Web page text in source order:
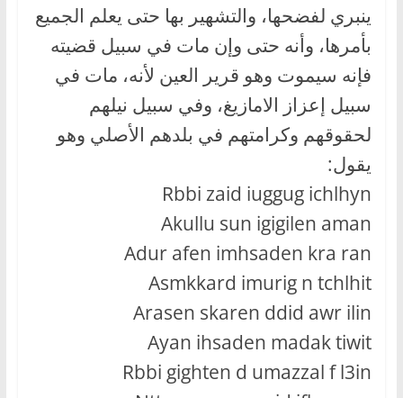
ينبري لفضحها، والتشهير بها حتى يعلم الجميع
بأمرها، وأنه حتى وإن مات في سبيل قضيته
فإنه سيموت وهو قرير العين لأنه، مات في
سبيل إعزاز الامازيغ، وفي سبيل نيلهم
لحقوقهم وكرامتهم في بلدهم الأصلي وهو
يقول:
Rbbi zaid iuggug ichlhyn
Akullu sun igigilen aman
Adur afen imhsaden kra ran
Asmkkard imurig n tchlhit
Arasen skaren ddid awr ilin
Ayan ihsaden madak tiwit
Rbbi gighten d umazzal f l3in